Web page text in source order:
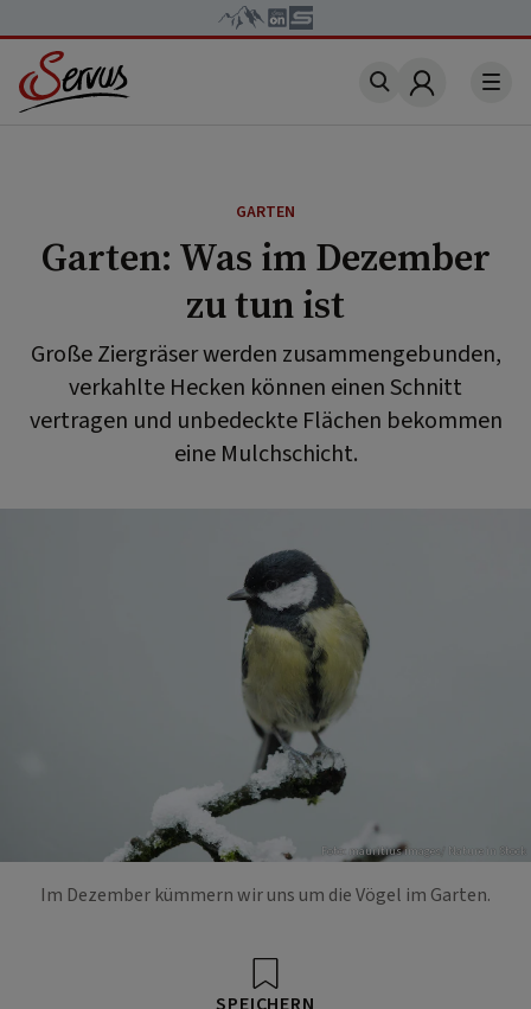
Account
GARTEN
Garten: Was im Dezember
zu tun ist
Große Ziergräser werden zusammengebunden,
verkahlte Hecken können einen Schnitt
vertragen und unbedeckte Flächen bekommen
eine Mulchschicht.
Foto: mauritius images/ Nature in Stock
Im Dezember kümmern wir uns um die Vögel im Garten.